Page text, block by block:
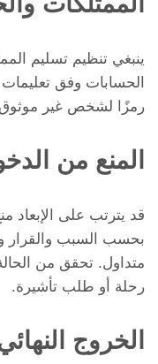
ينبغي تنظيم تسليم
الحسابات وفق
رمزًا لشخص غير
المنع من
قد يترتب على الإبعاد
بحسب السبب والقرار
متداول. تحقق من
رحلة أو طلب تأشيرة.
الخروج